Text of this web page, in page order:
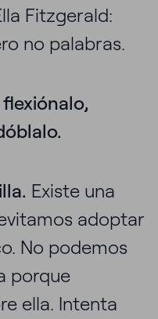
Fitzgerald:
no palabras.
Existe una
adoptar
No podemos
porque
ella. Intenta